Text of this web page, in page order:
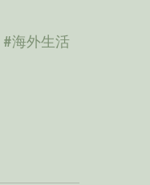
#海外生活